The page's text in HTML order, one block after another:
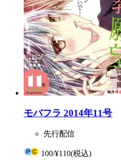
モバフラ 2014年11号
先行配信
100/¥110(税込)